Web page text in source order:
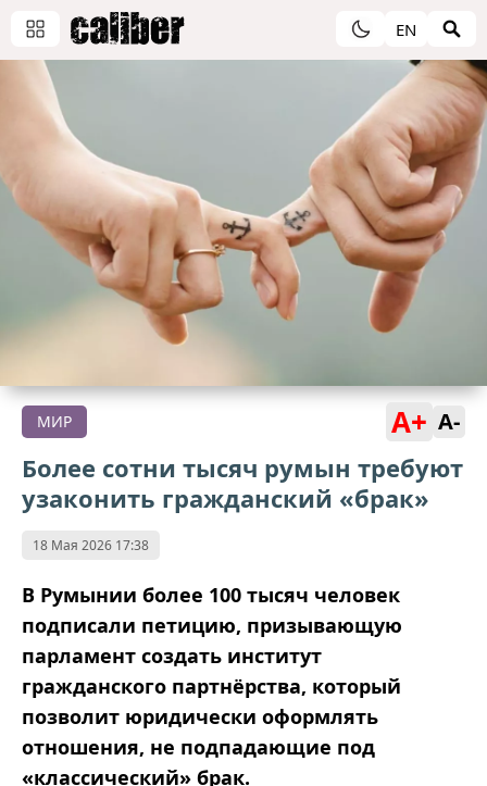
EN
МИР A+ A-
Более сотни тысяч румын требуют
узаконить гражданский «брак»
18 Мая 2026 17:38
В Румынии более 100 тысяч человек
подписали петицию, призывающую
парламент создать институт
гражданского партнёрства, который
позволит юридически оформлять
отношения, не подпадающие под
«классический» брак.